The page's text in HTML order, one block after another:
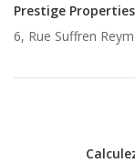
Prestige Properties
6, Rue Suffren